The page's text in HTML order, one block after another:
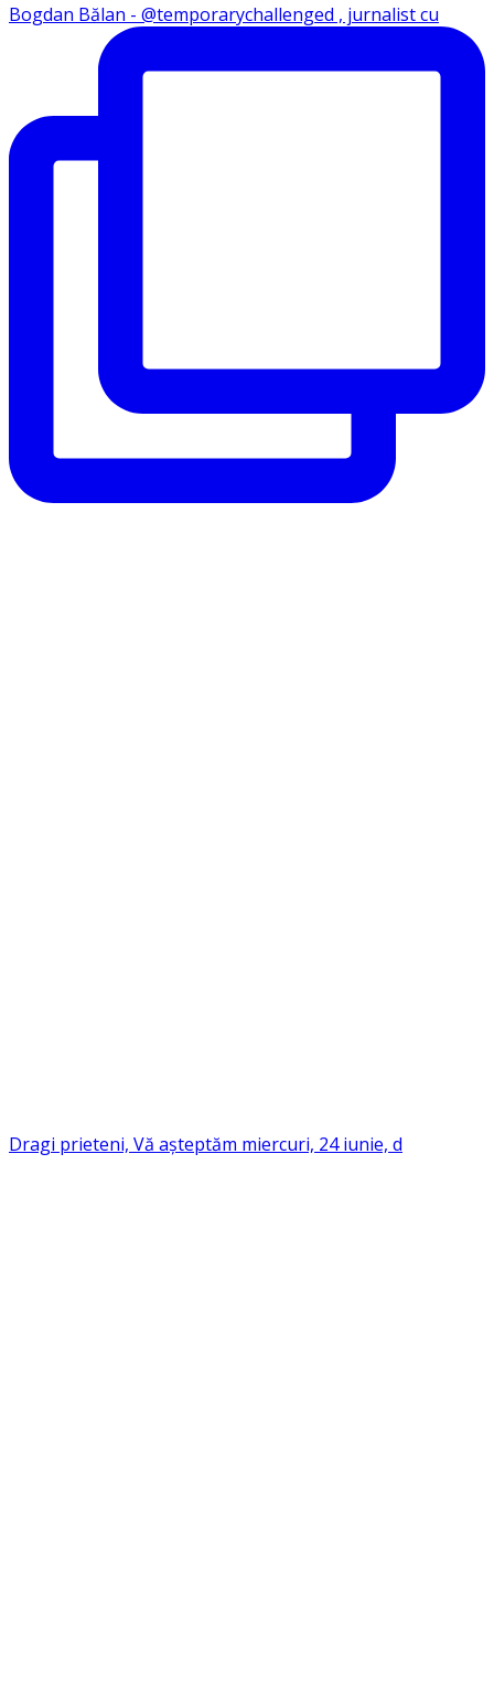
Bogdan Bălan - @temporarychallenged , jurnalist cu
Dragi prieteni, Vă așteptăm miercuri, 24 iunie, d